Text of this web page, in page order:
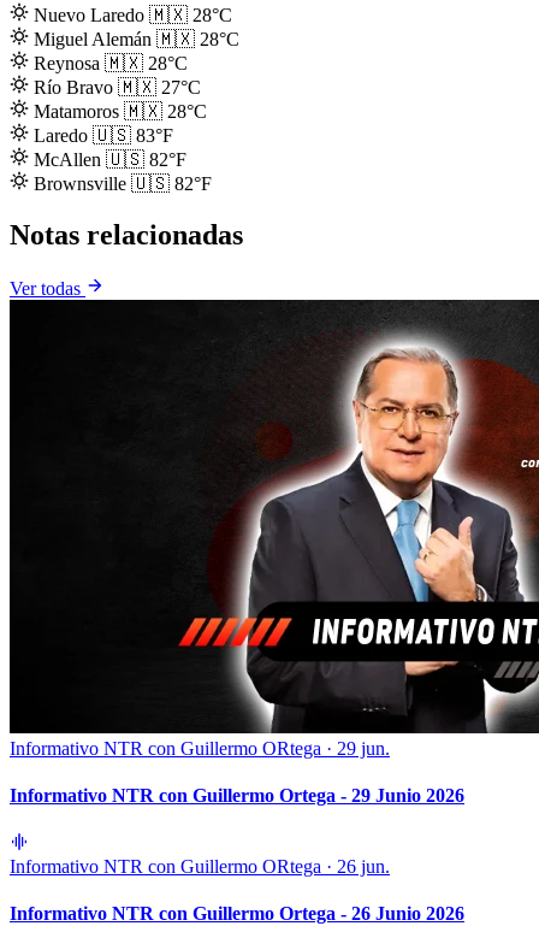
Nuevo Laredo 🇲🇽 28°C
Miguel Alemán 🇲🇽 28°C
Reynosa 🇲🇽 28°C
Río Bravo 🇲🇽 27°C
Matamoros 🇲🇽 28°C
Laredo 🇺🇸 83°F
McAllen 🇺🇸 82°F
Brownsville 🇺🇸 82°F
Notas relacionadas
Ver todas
Informativo NTR con Guillermo ORtega · 29 jun.
Informativo NTR con Guillermo Ortega - 29 Junio 2026
Informativo NTR con Guillermo ORtega · 26 jun.
Informativo NTR con Guillermo Ortega - 26 Junio 2026